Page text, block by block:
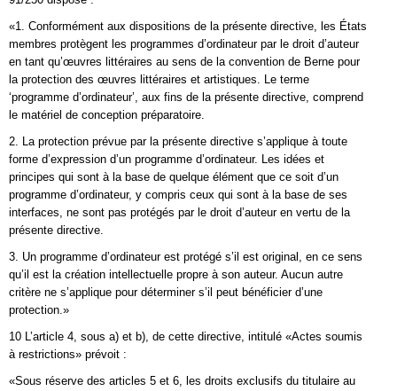
«1. Conformément aux dispositions de la présente directive, les États
membres protègent les programmes d’ordinateur par le droit d’auteur
en tant qu’œuvres littéraires au sens de la convention de Berne pour
la protection des œuvres littéraires et artistiques. Le terme
‘programme d’ordinateur’, aux fins de la présente directive, comprend
le matériel de conception préparatoire.
2. La protection prévue par la présente directive s’applique à toute
forme d’expression d’un programme d’ordinateur. Les idées et
principes qui sont à la base de quelque élément que ce soit d’un
programme d’ordinateur, y compris ceux qui sont à la base de ses
interfaces, ne sont pas protégés par le droit d’auteur en vertu de la
présente directive.
3. Un programme d’ordinateur est protégé s’il est original, en ce sens
qu’il est la création intellectuelle propre à son auteur. Aucun autre
critère ne s’applique pour déterminer s’il peut bénéficier d’une
protection.»
10 L’article 4, sous a) et b), de cette directive, intitulé «Actes soumis
à restrictions» prévoit :
«Sous réserve des articles 5 et 6, les droits exclusifs du titulaire au